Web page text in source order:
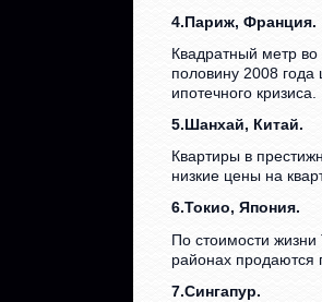
4.Париж, Франция.
Квадратный метр
половину 2008
ипотечного кризиса.
5.Шанхай, Китай.
Квартиры в
низкие цены на
6.Токио, Япония.
По стоимости
районах продаются
7.Сингапур.